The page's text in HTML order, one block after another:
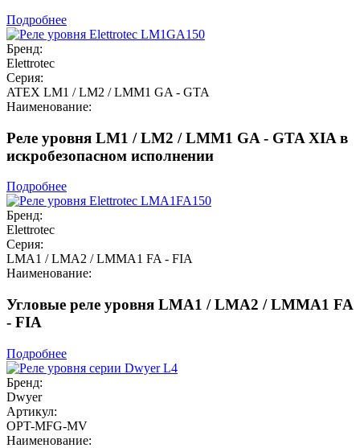
Подробнее
Бренд:
Elettrotec
Серия:
ATEX LM1 / LM2 / LMM1 GA - GTA
Наименование:
Реле уровня LM1 / LM2 / LMM1 GA - GTA XIA в
искробезопасном исполнении
Подробнее
Бренд:
Elettrotec
Серия:
LMA1 / LMA2 / LMMA1 FA - FIA
Наименование:
Угловые реле уровня LMA1 / LMA2 / LMMA1 FA
- FIA
Подробнее
Бренд:
Dwyer
Артикул:
OPT-MFG-MV
Наименование: